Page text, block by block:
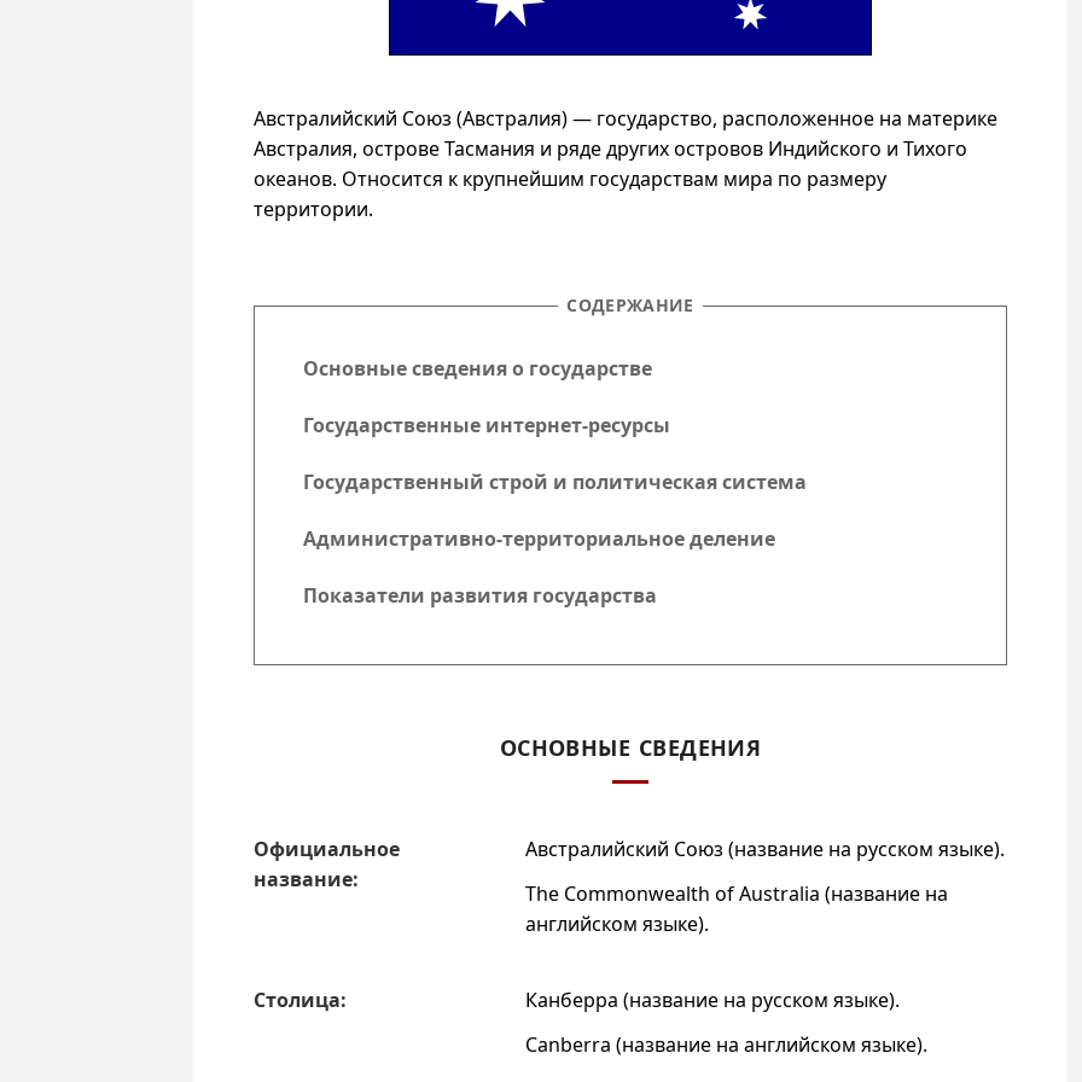
Австралийский Союз (Австралия) — государство, расположенное на материке
Австралия, острове Тасмания и ряде других островов Индийского и Тихого
океанов. Относится к крупнейшим государствам мира по размеру
территории.
СОДЕРЖАНИЕ
Основные сведения о государстве
Государственные интернет-ресурсы
Государственный строй и политическая система
Административно-территориальное деление
Показатели развития государства
ОСНОВНЫЕ СВЕДЕНИЯ
Офи­циаль­ное
название:
Австралийский Союз (название на русском языке).
The Commonwealth of Australia (название на
английском языке).
Столица: Канберра (название на русском языке).
Canberra (название на английском языке).